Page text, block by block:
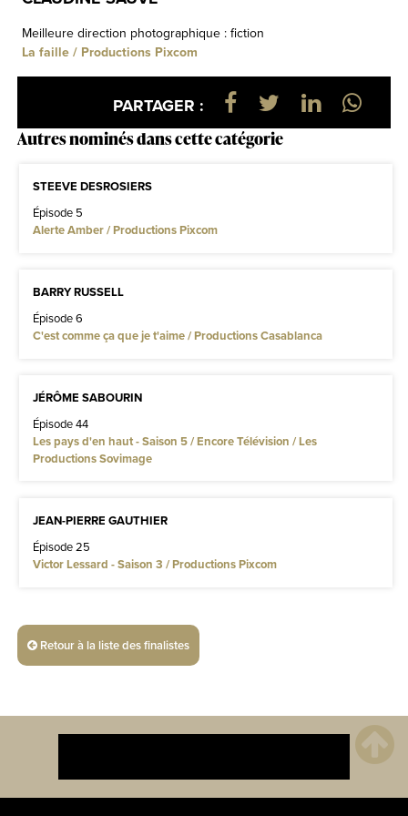
Meilleure direction photographique : fiction
La faille / Productions Pixcom
PARTAGER :
Autres nominés dans cette catégorie
STEEVE DESROSIERS
Épisode 5
Alerte Amber / Productions Pixcom
BARRY RUSSELL
Épisode 6
C'est comme ça que je t'aime / Productions Casablanca
JÉRÔME SABOURIN
Épisode 44
Les pays d'en haut - Saison 5 / Encore Télévision / Les
Productions Sovimage
JEAN-PIERRE GAUTHIER
Épisode 25
Victor Lessard - Saison 3 / Productions Pixcom
Retour à la liste des finalistes